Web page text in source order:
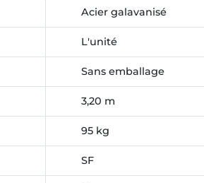
Acier galavanisé
L'unité
Sans emballage
3,20 m
95 kg
SF